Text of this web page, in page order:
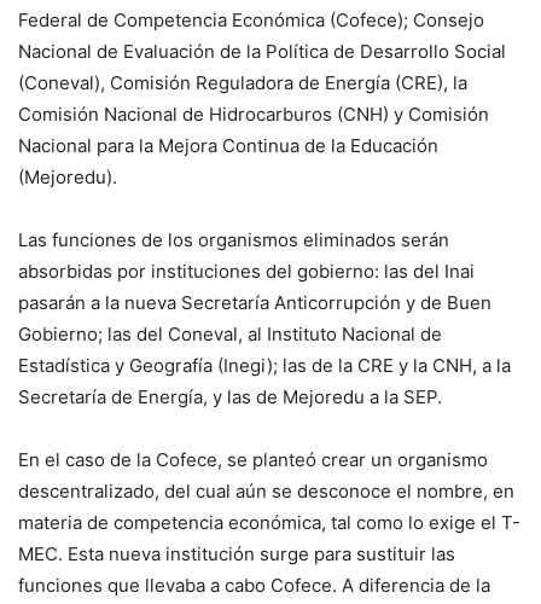
Federal de Competencia Económica (Cofece); Consejo
Nacional de Evaluación de la Política de Desarrollo Social
(Coneval), Comisión Reguladora de Energía (CRE), la
Comisión Nacional de Hidrocarburos (CNH) y Comisión
Nacional para la Mejora Continua de la Educación
(Mejoredu).
Las funciones de los organismos eliminados serán
absorbidas por instituciones del gobierno: las del Inai
pasarán a la nueva Secretaría Anticorrupción y de Buen
Gobierno; las del Coneval, al Instituto Nacional de
Estadística y Geografía (Inegi); las de la CRE y la CNH, a la
Secretaría de Energía, y las de Mejoredu a la SEP.
En el caso de la Cofece, se planteó crear un organismo
descentralizado, del cual aún se desconoce el nombre, en
materia de competencia económica, tal como lo exige el T-
MEC. Esta nueva institución surge para sustituir las
funciones que llevaba a cabo Cofece. A diferencia de la